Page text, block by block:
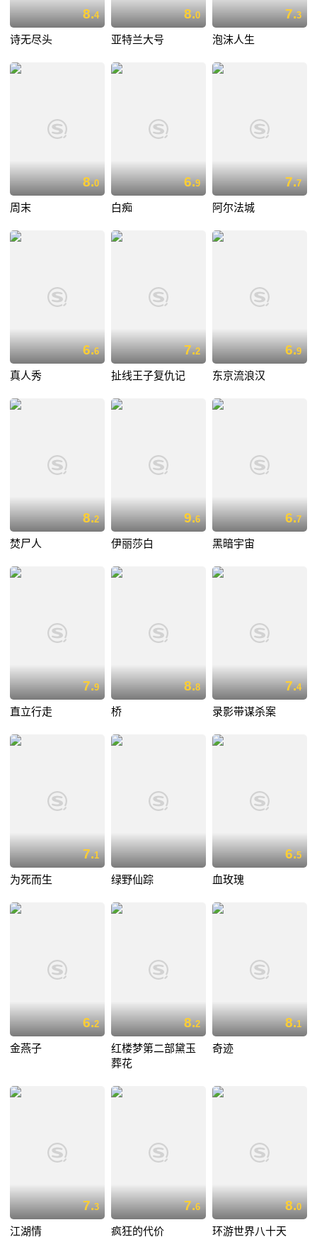
8.4
诗无尽头
8.0
亚特兰大号
7.3
泡沫人生
8.0
周末
6.9
白痴
7.7
阿尔法城
6.6
真人秀
7.2
扯线王子复仇记
6.9
东京流浪汉
8.2
焚尸人
9.6
伊丽莎白
6.7
黑暗宇宙
7.9
直立行走
8.8
桥
7.4
录影带谋杀案
7.1
为死而生 绿野仙踪
6.5
血玫瑰
6.2
金燕子
8.2
红楼梦第二部黛玉
葬花
8.1
奇迹
7.3
江湖情
7.6
疯狂的代价
8.0
环游世界八十天